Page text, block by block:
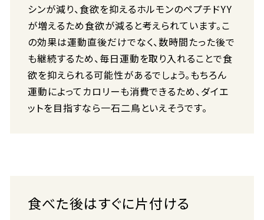
シンが減り、食欲を抑えるホルモンのペプチドYY
が増えるため食欲が減ると考えられています。こ
の効果は運動直後だけでなく、数時間たった後で
も継続するため、毎日運動を取り入れることで食
欲を抑えられる可能性があるでしょう。もちろん
運動によってカロリーも消費できるため、ダイエ
ットを目指すなら一石二鳥といえそうです。
食べた後はすぐに片付ける